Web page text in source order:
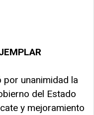
por unanimidad la
del Estado
y mejoramiento